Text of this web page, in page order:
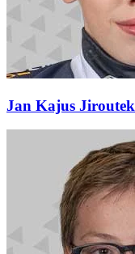
Jan Kajus Jiroutek